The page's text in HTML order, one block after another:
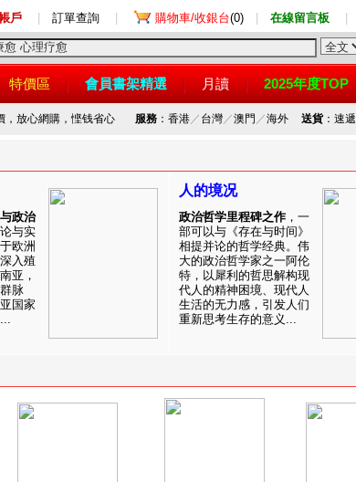
戶 訂單查詢 購物車/收銀台(0) 在線留言板
特價區 會員書架精選 月讀 2025年度TOP
，放心網購，悭钱省心 服務：香港／ 台灣／澳門 ／海外 送貨：速遞
政治
与实
欧洲
入殖
亚，
脉
国家
人的境况
政治哲学里程碑之作 ，一
部可以与《存在与时间》
相提并论的哲学经典。伟
大的政治哲学家之一阿伦
特，以犀利的哲思解构现
代人的精神困境、现代人
生活的无力感，引发人们
重新思考生存的意义...